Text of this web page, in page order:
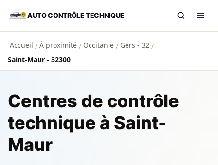
Aller au contenu principal
AUTO CONTRÔLE TECHNIQUE
Accueil / À proximité / Occitanie / Gers - 32 /
Saint-Maur - 32300
Centres de contrôle
technique à Saint-
Maur